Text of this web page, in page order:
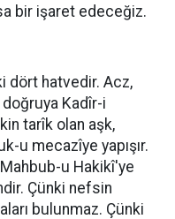
bir işaret edeceğiz.
dört hatvedir. Acz,
Kadîr-i
tarîk olan aşk,
u mecazîye yapışır.
u Hakikî'ye
Çünki nefsin
bulunmaz. Çünki